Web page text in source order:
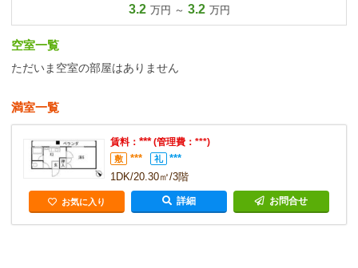
3.2 万円 ～ 3.2 万円
空室一覧
ただいま空室の部屋はありません
満室一覧
賃料： ***(管理費：***)
敷 *** 礼
***
1DK/20.30㎡/3階
お気に入り 詳細 お問合せ